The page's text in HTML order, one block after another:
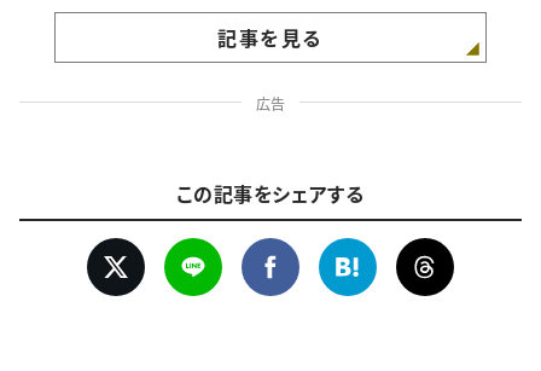
記事を見る
広告
この記事をシェアする